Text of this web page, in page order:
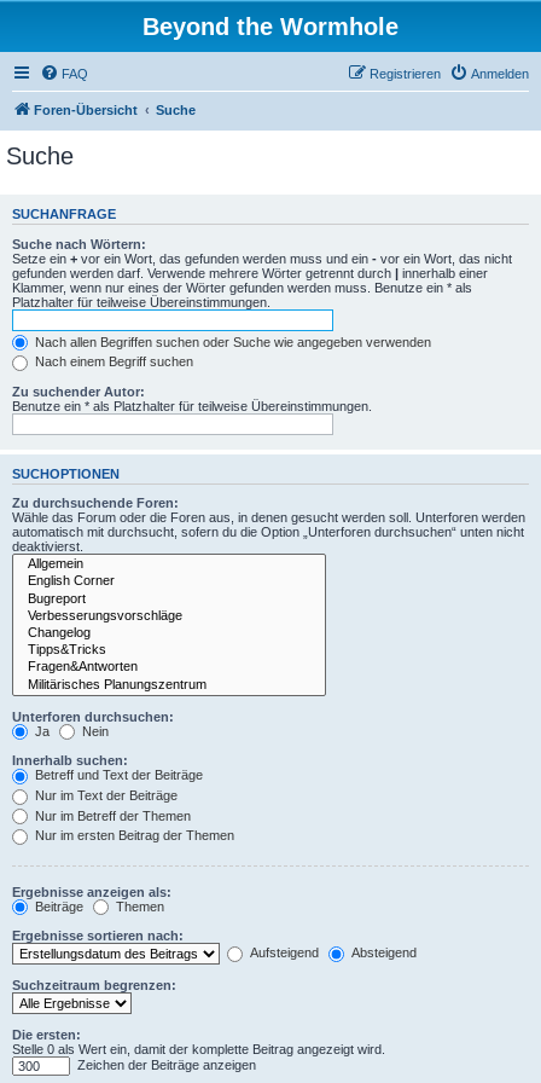
Beyond the Wormhole
FAQ Anmelden
Registrieren
Foren-Übersicht Suche
Suche
SUCHANFRAGE
Suche nach Wörtern:
Setze ein + vor ein Wort, das gefunden werden muss und ein - vor ein Wort, das nicht
gefunden werden darf. Verwende mehrere Wörter getrennt durch | innerhalb einer
Klammer, wenn nur eines der Wörter gefunden werden muss. Benutze ein * als
Platzhalter für teilweise Übereinstimmungen.
Nach allen Begriffen suchen oder Suche wie angegeben verwenden
Nach einem Begriff suchen
Zu suchender Autor:
Benutze ein * als Platzhalter für teilweise Übereinstimmungen.
SUCHOPTIONEN
Zu durchsuchende Foren:
Wähle das Forum oder die Foren aus, in denen gesucht werden soll. Unterforen werden
automatisch mit durchsucht, sofern du die Option „Unterforen durchsuchen“ unten nicht
deaktivierst.
Unterforen durchsuchen:
Ja
Nein
Innerhalb suchen:
Betreff und Text der Beiträge
Nur im Text der Beiträge
Nur im Betreff der Themen
Nur im ersten Beitrag der Themen
Ergebnisse anzeigen als:
Beiträge
Themen
Ergebnisse sortieren nach:
Aufsteigend
Absteigend
Suchzeitraum begrenzen:
Die ersten:
Stelle 0 als Wert ein, damit der komplette Beitrag angezeigt wird.
Zeichen der Beiträge anzeigen